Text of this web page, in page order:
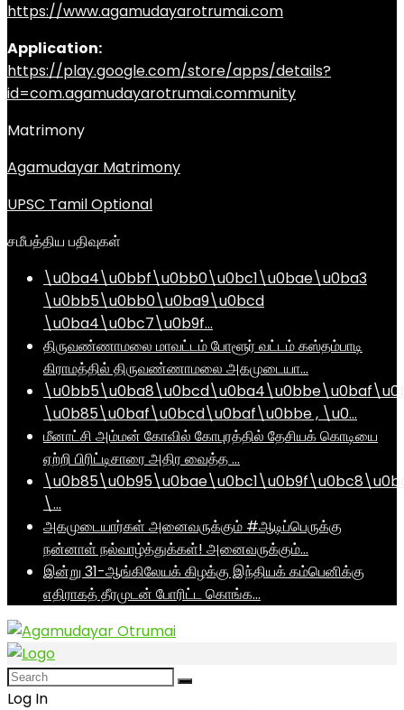
https://www.agamudayarotrumai.com
Application:
https://play.google.com/store/apps/details?
id=com.agamudayarotrumai.community
Matrimony
Agamudayar Matrimony
UPSC Tamil Optional
சமீபத்திய பதிவுகள்
\u0ba4\u0bbf\u0bb0\u0bc1\u0bae\u0ba3
\u0bb5\u0bb0\u0ba9\u0bcd
\u0ba4\u0bc7\u0b9f…
திருவண்ணாமலை மாவட்டம் போளூர் வட்டம் கஸ்தம்பாடி
கிராமத்தில் திருவண்ணாமலை அகமுடையா…
\u0b85\u0baf\u0bcd\u0baf\u0bbe , \u0…
மீனாட்சி அம்மன் கோவில் கோபுரத்தில் தேசியக் கொடியை
ஏற்றி பிரிட்டிசாரை அதிர வைத்த …
\…
அகமுடையார்கள் அனைவருக்கும் #ஆடிப்பெருக்கு
நன்னாள் நல்வாழ்த்துக்கள்! அனைவருக்கும்…
இன்று 31-ஆங்கிலேயக் கிழக்கு இந்தியக் கம்பெனிக்கு
எதிராகத் தீரமுடன் போரிட்ட கொங்க…
Log In